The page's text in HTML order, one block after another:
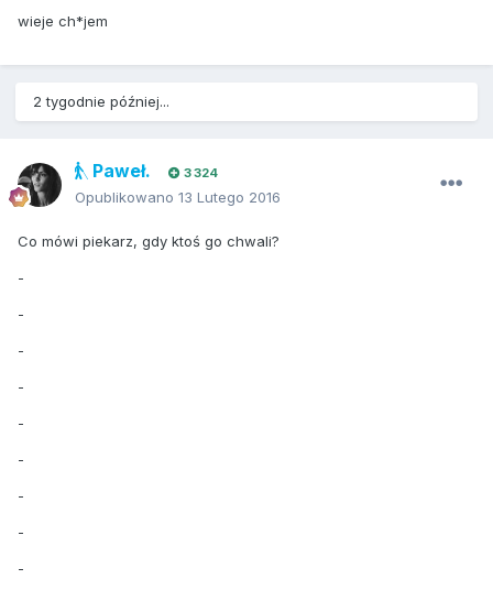
wieje ch*jem
2 tygodnie później...
Paweł. 3 324
Opublikowano 13 Lutego 2016
Co mówi piekarz, gdy ktoś go chwali?
-
-
-
-
-
-
-
-
-